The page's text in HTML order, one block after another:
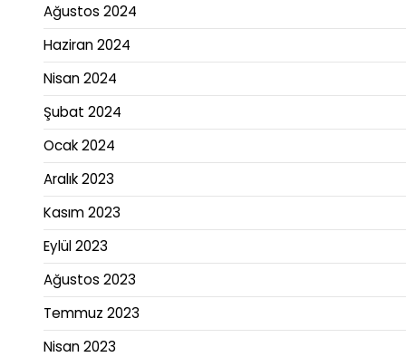
Ağustos 2024
Haziran 2024
Nisan 2024
Şubat 2024
Ocak 2024
Aralık 2023
Kasım 2023
Eylül 2023
Ağustos 2023
Temmuz 2023
Nisan 2023